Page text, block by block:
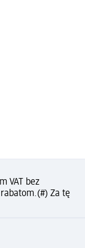
VAT bez
(#) Za tę